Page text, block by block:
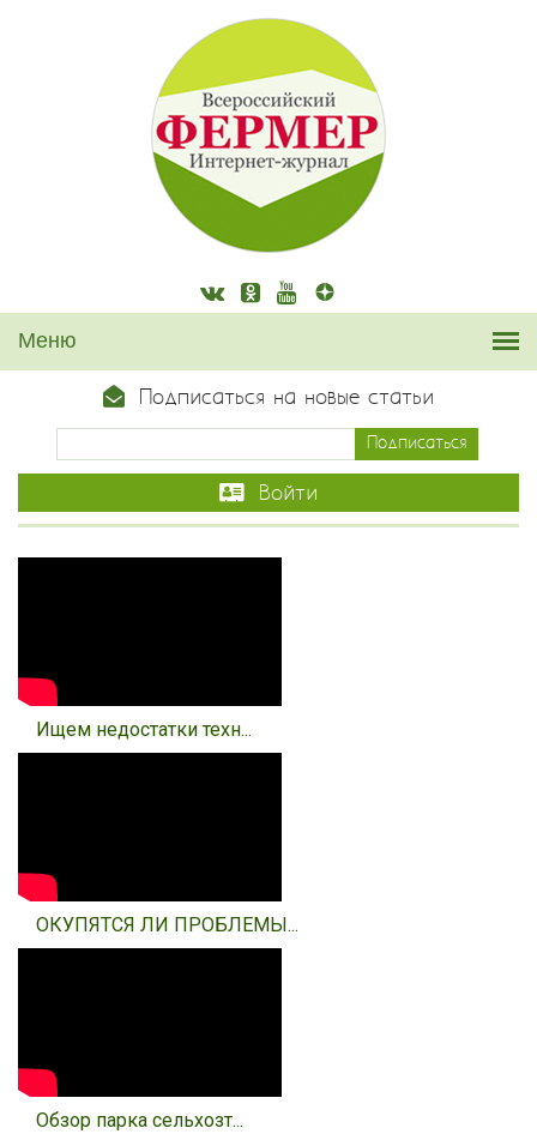
Подписаться на новые статьи
Войти
Ищем недостатки техн...
ОКУПЯТСЯ ЛИ ПРОБЛЕМЫ...
Обзор парка сельхозт...